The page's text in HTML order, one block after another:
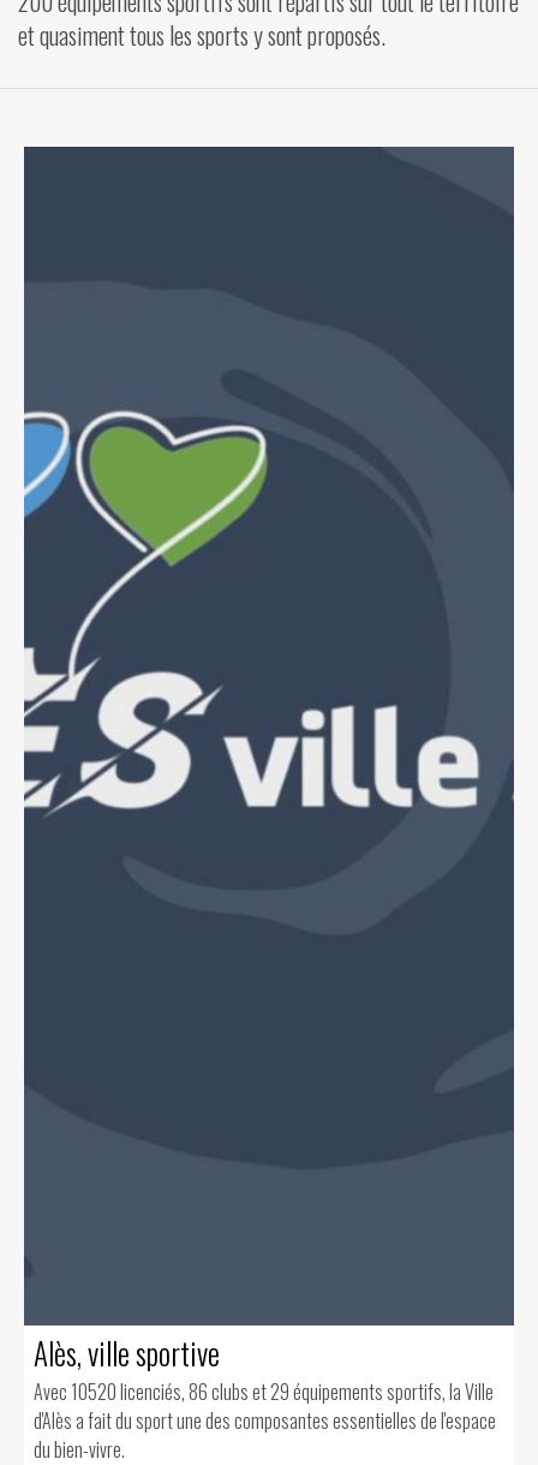
VIDÉOS
CONTACT
et quasiment tous les sports y sont proposés.
Alès, ville sportive
Avec 10520 licenciés, 86 clubs et 29 équipements sportifs, la Ville
d'Alès a fait du sport une des composantes essentielles de l'espace
du bien-vivre.